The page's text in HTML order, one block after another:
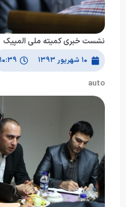
نشست خبری کمیته ملی المپیک
۱۰ شهریور ۱۳۹۳ ۱۰:۳۹
auto